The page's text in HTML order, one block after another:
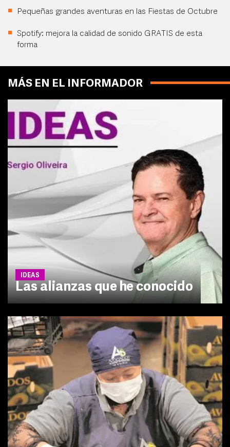
Pequeñas grandes aventuras en las Fiestas de Octubre
Spotify: mejora la calidad de sonido GRATIS de esta
forma
MÁS EN EL INFORMADOR
IDEAS
Las alianzas que he conocido